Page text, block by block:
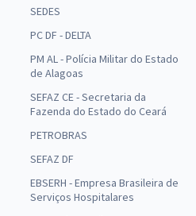
SEDES
PC DF - DELTA
PM AL - Polícia Militar do Estado
de Alagoas
SEFAZ CE - Secretaria da
Fazenda do Estado do Ceará
PETROBRAS
SEFAZ DF
EBSERH - Empresa Brasileira de
Serviços Hospitalares